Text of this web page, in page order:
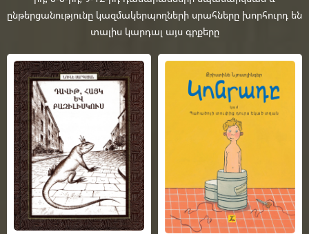
ընթերցանությունը կազմակերպողների սրահները խորհուրդ են
տալիս կարդալ այս գրքերը